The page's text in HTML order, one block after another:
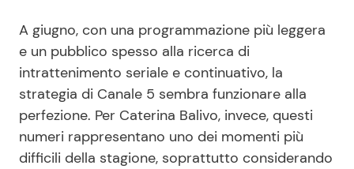
A giugno, con una programmazione più leggera
e un pubblico spesso alla ricerca di
intrattenimento seriale e continuativo, la
strategia di Canale 5 sembra funzionare alla
perfezione. Per Caterina Balivo, invece, questi
numeri rappresentano uno dei momenti più
difficili della stagione, soprattutto considerando